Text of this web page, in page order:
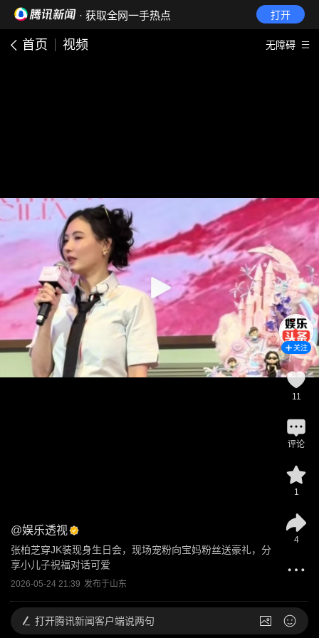
· 获取全网一手热点 打开
首页 视频 无障碍
@娱乐透视
张柏芝穿JK装现身生日会，现场宠粉向宝妈粉丝送豪礼，分
享小儿子祝福对话可爱
2026-05-24 21:39 发布于山东
关注
11
评论
1
4
打开腾讯新闻客户端说两句